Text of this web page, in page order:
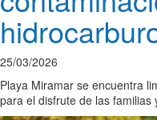
25/03/2026
Playa Miramar se encuentra
para el disfrute de las familias